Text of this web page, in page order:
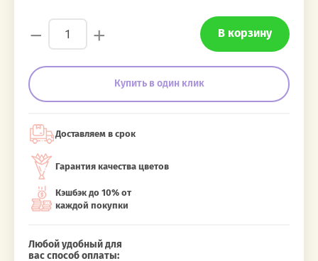
− + В корзину
Купить в один клик
Доставляем в срок
Гарантия качества цветов
Кэшбэк до 10% от
каждой покупки
Любой удобный для
вас способ оплаты: